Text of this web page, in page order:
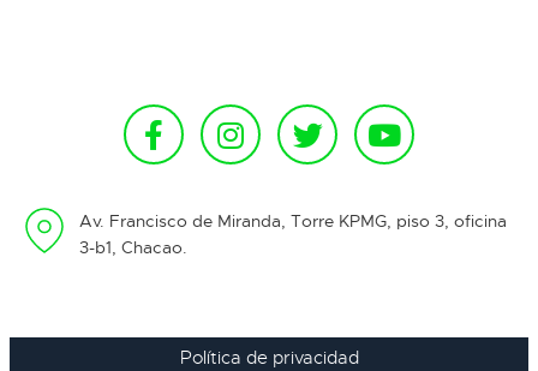
Av. Francisco de Miranda, Torre KPMG, piso 3, oficina
3-b1, Chacao.
Política de privacidad